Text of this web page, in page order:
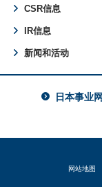
CSR信息
IR信息
新闻和活动
日本事业
网站地图